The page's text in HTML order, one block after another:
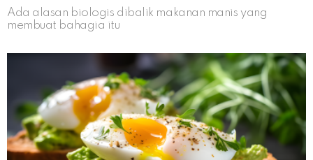
Ada alasan biologis dibalik makanan manis yang
membuat bahagia itu